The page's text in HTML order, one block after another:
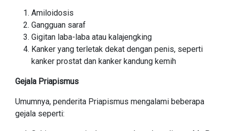
Amiloidosis
Gangguan saraf
Gigitan laba-laba atau kalajengking
Kanker yang terletak dekat dengan penis, seperti
kanker prostat dan kanker kandung kemih
Gejala Priapismus
Umumnya, penderita Priapismus mengalami beberapa
gejala seperti: